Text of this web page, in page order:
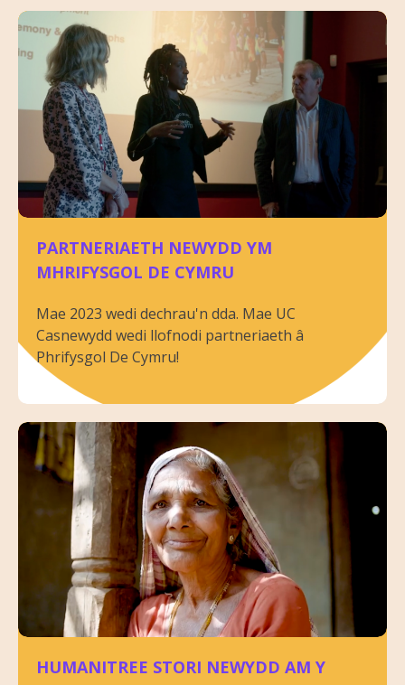
PARTNERIAETH NEWYDD YM
MHRIFYSGOL DE CYMRU
Mae 2023 wedi dechrau'n dda. Mae UC
Casnewydd wedi llofnodi partneriaeth â
Phrifysgol De Cymru!
HUMANITREE STORI NEWYDD AM Y